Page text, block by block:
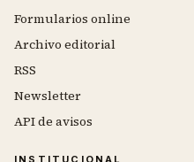
Formularios online
Archivo editorial
RSS
Newsletter
API de avisos
INSTITUCIONAL